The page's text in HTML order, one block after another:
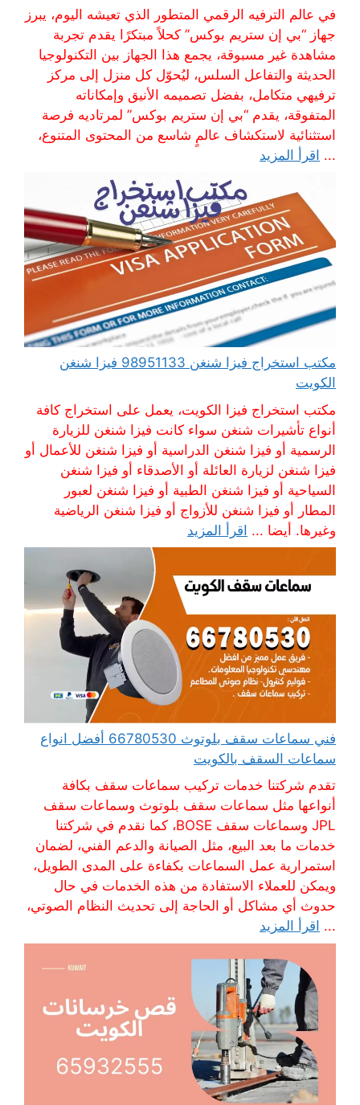
في عالم الترفيه الرقمي المتطور الذي تعيشه اليوم، يبرز
جهاز “بي إن ستريم بوكس” كحلاً مبتكرًا يقدم تجربة
مشاهدة غير مسبوقة، يجمع هذا الجهاز بين التكنولوجيا
الحديثة والتفاعل السلس، ليُحوّل كل منزل إلى مركز
ترفيهي متكامل، بفضل تصميمه الأنيق وإمكاناته
المتفوقة، يقدم “بي إن ستريم بوكس” لمرتاديه فرصة
استثنائية لاستكشاف عالمٍ شاسع من المحتوى المتنوع،
... اقرأ المزيد
مكتب استخراج فيزا شنغن 98951133 فيزا شنغن
الكويت
مكتب استخراج فيزا الكويت، يعمل على استخراج كافة
أنواع تأشيرات شنغن سواء كانت فيزا شنغن للزيارة
الرسمية أو فيزا شنغن الدراسية أو فيزا شنغن للأعمال أو
فيزا شنغن لزيارة العائلة أو الأصدقاء أو فيزا شنغن
السياحية أو فيزا شنغن الطبية أو فيزا شنغن لعبور
المطار أو فيزا شنغن للأزواج أو فيزا شنغن الرياضية
وغيرها. أيضا ... اقرأ المزيد
فني سماعات سقف بلوتوث 66780530 أفضل انواع
سماعات السقف بالكويت
تقدم شركتنا خدمات تركيب سماعات سقف بكافة
أنواعها مثل سماعات سقف بلوتوث وسماعات سقف
JPL وسماعات سقف BOSE، كما نقدم في شركتنا
خدمات ما بعد البيع، مثل الصيانة والدعم الفني، لضمان
استمرارية عمل السماعات بكفاءة على المدى الطويل،
ويمكن للعملاء الاستفادة من هذه الخدمات في حال
حدوث أي مشاكل أو الحاجة إلى تحديث النظام الصوتي،
... اقرأ المزيد